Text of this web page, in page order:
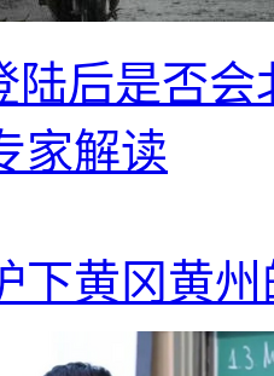
陆后是否
家解读
下黄冈黄